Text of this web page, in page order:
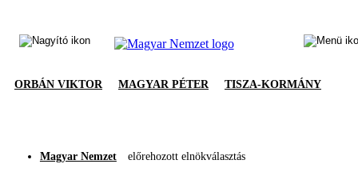
ORBÁN VIKTOR MAGYAR PÉTER TISZA-KORMÁNY
Magyar Nemzet előrehozott elnökválasztás